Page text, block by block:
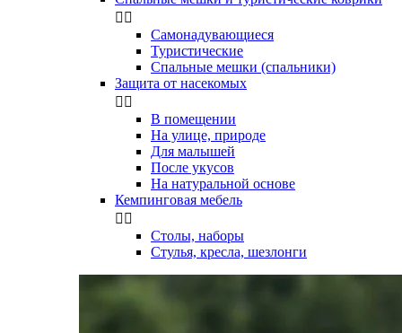
 
Самонадувающиеся
Туристические
Спальные мешки (спальники)
Защита от насекомых
 
В помещении
На улице, природе
Для малышей
После укусов
На натуральной основе
Кемпинговая мебель
 
Столы, наборы
Стулья, кресла, шезлонги